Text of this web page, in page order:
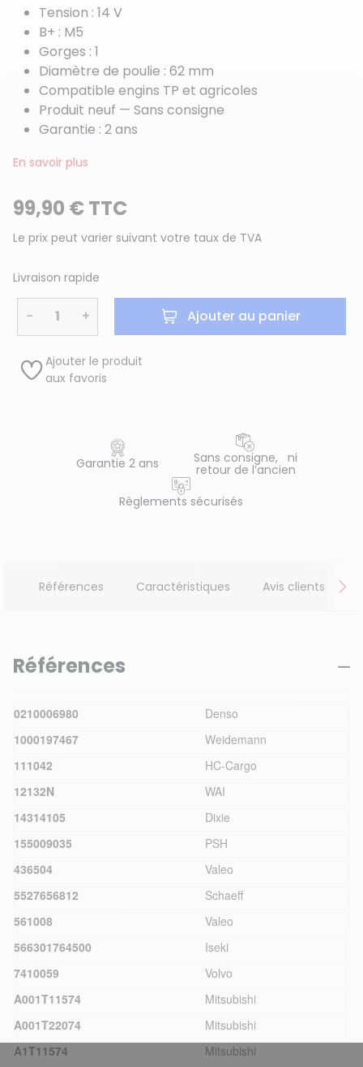
Tension : 14 V
B+ : M5
Gorges : 1
Diamètre de poulie : 62 mm
Compatible engins TP et agricoles
Produit neuf — Sans consigne
Garantie : 2 ans
En savoir plus
99,90 € TTC
Le prix peut varier suivant votre taux de TVA
Livraison rapide
− + Ajouter au panier
Ajouter le produit
aux favoris
Garantie 2 ans Sans consigne, ni
retour de l’ancien
Règlements sécurisés
Références Caractéristiques Avis clients
Références
0210006980
Denso
1000197467
Weidemann
111042
HC-Cargo
12132N
WAI
14314105
Dixie
155009035
PSH
436504
Valeo
5527656812
Schaeff
561008
Valeo
566301764500
Iseki
7410059
Volvo
A001T11574
Mitsubishi
A001T22074
Mitsubishi
A1T11574
Mitsubishi